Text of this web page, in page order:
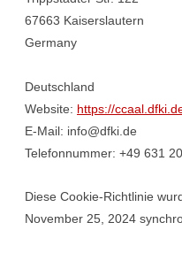
67663 Kaiserslautern
Germany
Deutschland
Website: https://
E-Mail: info@dfki.de
Telefonnummer: +49 631
Diese Cookie-Richtlinie
November 25, 2024